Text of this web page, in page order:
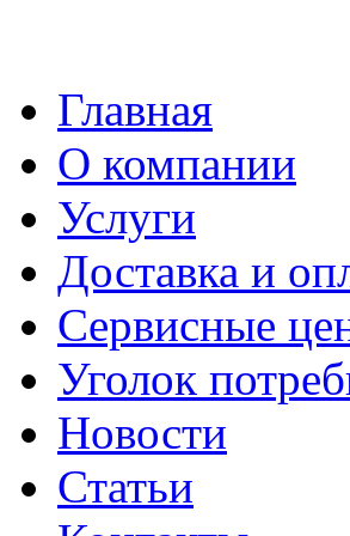
Главная
О компании
Услуги
Доставка и
Сервисные
Уголок
Новости
Статьи